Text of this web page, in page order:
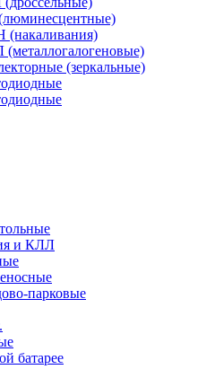
(зеркальные)
и КЛЛ
парковые
батарее